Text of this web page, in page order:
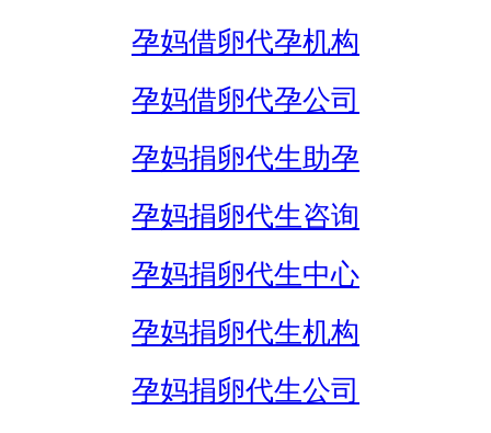
孕妈借卵代孕机构
孕妈借卵代孕公司
孕妈捐卵代生助孕
孕妈捐卵代生咨询
孕妈捐卵代生中心
孕妈捐卵代生机构
孕妈捐卵代生公司